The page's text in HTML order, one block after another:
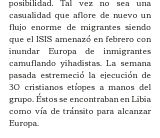
casualidad que aflore de nuevo un
flujo enorme de migrantes siendo
que el ISIS amenazó en febrero con
inundar Europa de inmigrantes
camuflando yihadistas. La semana
pasada estremeció la ejecución de
30 cristianos etíopes a manos del
grupo. Éstos se encontraban en Libia
como vía de tránsito para alcanzar
Europa.